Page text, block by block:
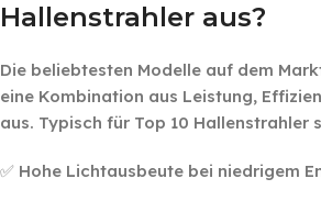
Hallenstrahler aus?
Die beliebtesten Modelle auf dem
eine Kombination aus Leistung,
aus. Typisch für Top 10 Hallenstrahler
✅ Hohe Lichtausbeute bei niedrigem